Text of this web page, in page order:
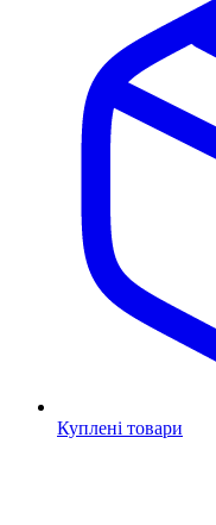
Куплені товари